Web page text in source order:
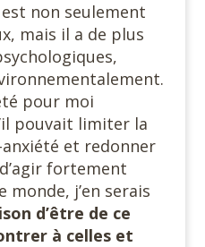
non seulement
mais il a de plus
pour moi
pouvait limiter la
anxiété et redonner
fortement
j’en serais
d’être de ce
à celles et